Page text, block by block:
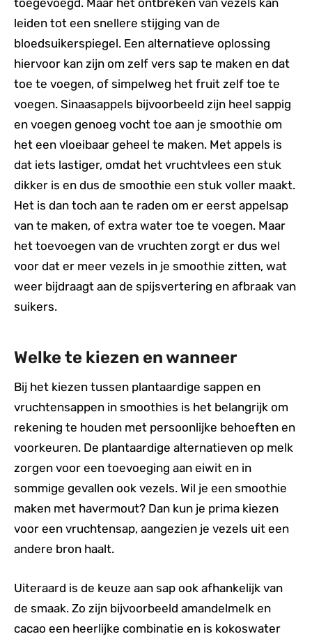
leiden tot een snellere stijging van de
bloedsuikerspiegel. Een alternatieve oplossing
hiervoor kan zijn om zelf vers sap te maken en dat
toe te voegen, of simpelweg het fruit zelf toe te
voegen. Sinaasappels bijvoorbeeld zijn heel sappig
en voegen genoeg vocht toe aan je smoothie om
het een vloeibaar geheel te maken. Met appels is
dat iets lastiger, omdat het vruchtvlees een stuk
dikker is en dus de smoothie een stuk voller maakt.
Het is dan toch aan te raden om er eerst appelsap
van te maken, of extra water toe te voegen. Maar
het toevoegen van de vruchten zorgt er dus wel
voor dat er meer vezels in je smoothie zitten, wat
weer bijdraagt aan de spijsvertering en afbraak van
suikers.
Welke te kiezen en wanneer
Bij het kiezen tussen plantaardige sappen en
vruchtensappen in smoothies is het belangrijk om
rekening te houden met persoonlijke behoeften en
voorkeuren. De plantaardige alternatieven op melk
zorgen voor een toevoeging aan eiwit en in
sommige gevallen ook vezels. Wil je een smoothie
maken met havermout? Dan kun je prima kiezen
voor een vruchtensap, aangezien je vezels uit een
andere bron haalt.
Uiteraard is de keuze aan sap ook afhankelijk van
de smaak. Zo zijn bijvoorbeeld amandelmelk en
cacao een heerlijke combinatie en is kokoswater